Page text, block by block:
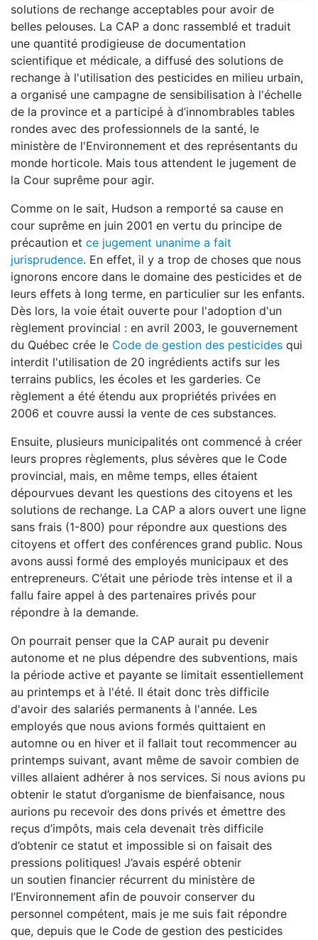
solutions de rechange acceptables pour avoir de
belles pelouses. La CAP a donc rassemblé et traduit
une quantité prodigieuse de documentation
scientifique et médicale, a diffusé des solutions de
rechange à l'utilisation des pesticides en milieu urbain,
a organisé une campagne de sensibilisation à l'échelle
de la province et a participé à d’innombrables tables
rondes avec des professionnels de la santé, le
ministère de l'Environnement et des représentants du
monde horticole. Mais tous attendent le jugement de
la Cour suprême pour agir.
Comme on le sait, Hudson a remporté sa cause en
cour suprême en juin 2001 en vertu du principe de
précaution et ce jugement unanime a fait
jurisprudence. En effet, il y a trop de choses que nous
ignorons encore dans le domaine des pesticides et de
leurs effets à long terme, en particulier sur les enfants.
Dès lors, la voie était ouverte pour l'adoption d'un
règlement provincial : en avril 2003, le gouvernement
du Québec crée le Code de gestion des pesticides qui
interdit l'utilisation de 20 ingrédients actifs sur les
terrains publics, les écoles et les garderies. Ce
règlement a été étendu aux propriétés privées en
2006 et couvre aussi la vente de ces substances.
Ensuite, plusieurs municipalités ont commencé à créer
leurs propres règlements, plus sévères que le Code
provincial, mais, en même temps, elles étaient
dépourvues devant les questions des citoyens et les
solutions de rechange. La CAP a alors ouvert une ligne
sans frais (1-800) pour répondre aux questions des
citoyens et offert des conférences grand public. Nous
avons aussi formé des employés municipaux et des
entrepreneurs. C’était une période très intense et il a
fallu faire appel à des partenaires privés pour
répondre à la demande.
On pourrait penser que la CAP aurait pu devenir
autonome et ne plus dépendre des subventions, mais
la période active et payante se limitait essentiellement
au printemps et à l'été. Il était donc très difficile
d'avoir des salariés permanents à l'année. Les
employés que nous avions formés quittaient en
automne ou en hiver et il fallait tout recommencer au
printemps suivant, avant même de savoir combien de
villes allaient adhérer à nos services. Si nous avions pu
obtenir le statut d’organisme de bienfaisance, nous
aurions pu recevoir des dons privés et émettre des
reçus d’impôts, mais cela devenait très difficile
d’obtenir ce statut et impossible si on faisait des
pressions politiques! J’avais espéré obtenir
un soutien financier récurrent du ministère de
l’Environnement afin de pouvoir conserver du
personnel compétent, mais je me suis fait répondre
que, depuis que le Code de gestion des pesticides